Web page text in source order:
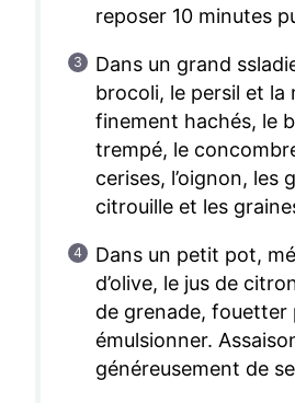
reposer 10 minutes
Dans un grand
brocoli, le persil et la
finement hachés, le
trempé, le
cerises, l’oignon, les
citrouille et les
Dans un petit pot,
d’olive, le jus de
de grenade, fouetter
émulsionner.
généreusement de